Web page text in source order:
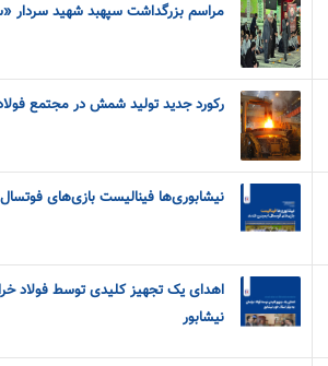
مراسم بزرگداشت سپهبد شهید سردار
رکورد جدید تولید شمش در مجتمع
نیشابوری‌ها فینالیست بازی‌های
اهدای یک تجهیز کلیدی توسط فولاد
نیشابور